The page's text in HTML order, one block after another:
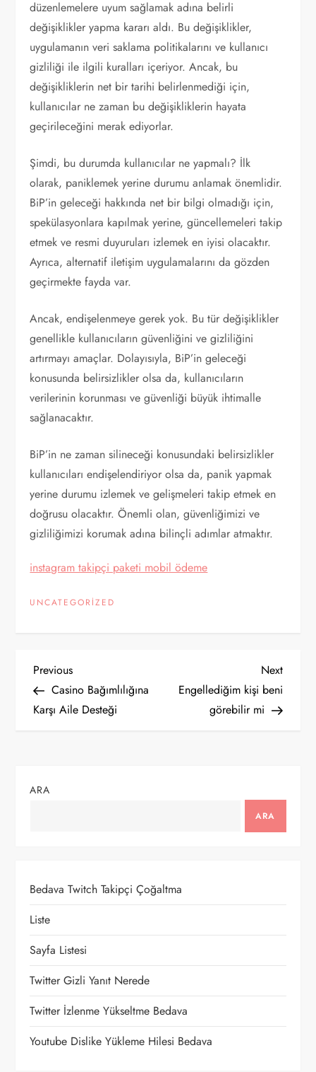
düzenlemelere uyum sağlamak adına belirli
değişiklikler yapma kararı aldı. Bu değişiklikler,
uygulamanın veri saklama politikalarını ve kullanıcı
gizliliği ile ilgili kuralları içeriyor. Ancak, bu
değişikliklerin net bir tarihi belirlenmediği için,
kullanıcılar ne zaman bu değişikliklerin hayata
geçirileceğini merak ediyorlar.
Şimdi, bu durumda kullanıcılar ne yapmalı? İlk
olarak, paniklemek yerine durumu anlamak önemlidir.
BiP’in geleceği hakkında net bir bilgi olmadığı için,
spekülasyonlara kapılmak yerine, güncellemeleri takip
etmek ve resmi duyuruları izlemek en iyisi olacaktır.
Ayrıca, alternatif iletişim uygulamalarını da gözden
geçirmekte fayda var.
Ancak, endişelenmeye gerek yok. Bu tür değişiklikler
genellikle kullanıcıların güvenliğini ve gizliliğini
artırmayı amaçlar. Dolayısıyla, BiP’in geleceği
konusunda belirsizlikler olsa da, kullanıcıların
verilerinin korunması ve güvenliği büyük ihtimalle
sağlanacaktır.
BiP’in ne zaman silineceği konusundaki belirsizlikler
kullanıcıları endişelendiriyor olsa da, panik yapmak
yerine durumu izlemek ve gelişmeleri takip etmek en
doğrusu olacaktır. Önemli olan, güvenliğimizi ve
gizliliğimizi korumak adına bilinçli adımlar atmaktır.
instagram takipçi paketi mobil ödeme
UNCATEGORIZED
Y
a
z
i
n
m
e
s
Previous
Post
Previous
Casino Bağımlılığına
Karşı Aile Desteği
Next
Post
Next
Engellediğim kişi beni
görebilir mi
ARA
ARA
Bedava Twitch Takipçi Çoğaltma
Liste
Sayfa Listesi
Twitter Gizli Yanıt Nerede
Twitter İzlenme Yükseltme Bedava
Youtube Dislike Yükleme Hilesi Bedava